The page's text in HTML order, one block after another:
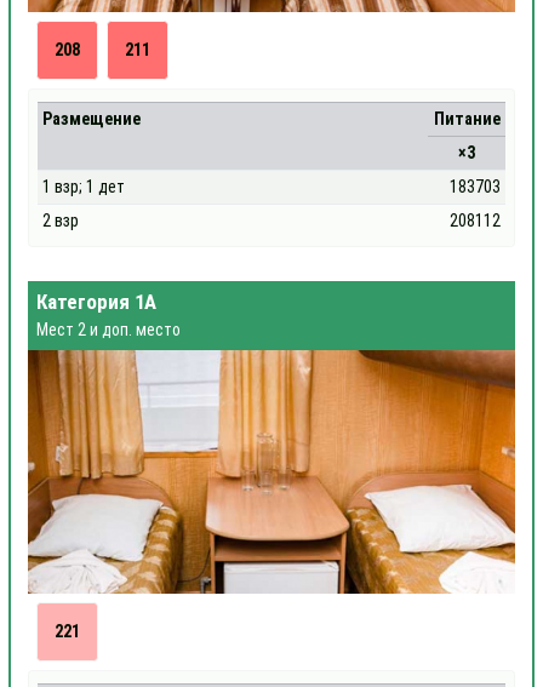
208 211
Размещение
Питание
×3
1 взр; 1 дет
183703
2 взр
208112
Категория 1А
Мест 2 и доп. место
221